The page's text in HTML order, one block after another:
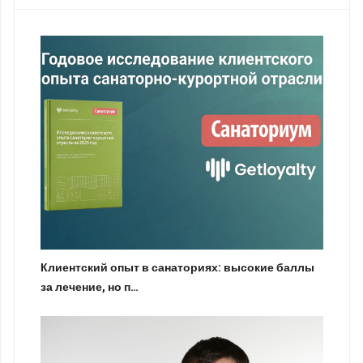
Клиентский опыт в санаториях: высокие баллы
за лечение, но п…